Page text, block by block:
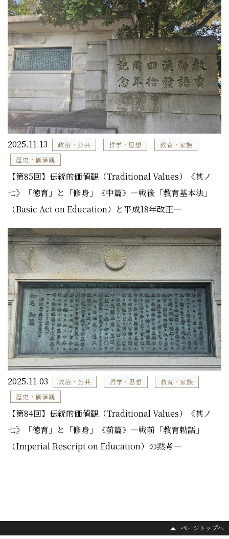
2025.11.13 政治・公共 哲学・思想
教育・家族
歴史・価値観
【第85回】伝統的価値観（Traditional Values）《其ノ
七》「徳育」と「修身」《中篇》―戦後「教育基本法」
（Basic Act on Education）と平成18年改正―
2025.11.03 政治・公共 哲学・思想
教育・家族
歴史・価値観
【第84回】伝統的価値観（Traditional Values）《其ノ
七》「徳育」と「修身」《前篇》―戦前「教育勅語」
（Imperial Rescript on Education）の黙考―
ページトップヘ